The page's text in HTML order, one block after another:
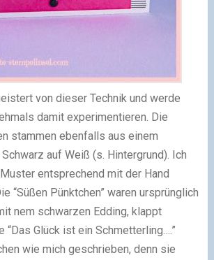
von dieser Technik und werde
damit experimentieren. Die
stammen ebenfalls aus einem
auf Weiß (s. Hintergrund). Ich
entsprechend mit der Hand
“Süßen Pünktchen” waren ursprünglich
nem schwarzen Edding, klappt
Glück ist ein Schmetterling….”
wie mich geschrieben, denn sie